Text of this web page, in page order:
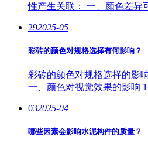
性产生关联： 一、颜色差异
292025-05
彩砖的颜色对规格选择有何影响？
彩砖的颜色对规格选择的影
一、颜色对视觉效果的影响
032025-04
哪些因素会影响水泥构件的质量？